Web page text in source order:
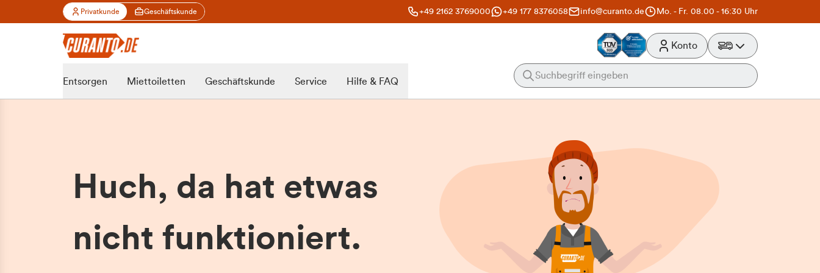
Privatkunde Geschäftskunde +49 2162 3769000 +49 177 8376058 info@curanto.de Mo. - Fr. 08.00 - 16:30 Uhr
Konto
Entsorgen Miettoiletten Geschäftskunde Service Hilfe & FAQ
Huch, da hat etwas
nicht funktioniert.